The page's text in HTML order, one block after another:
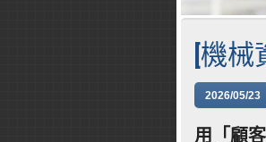
[機械
2026/05/23
用「顧